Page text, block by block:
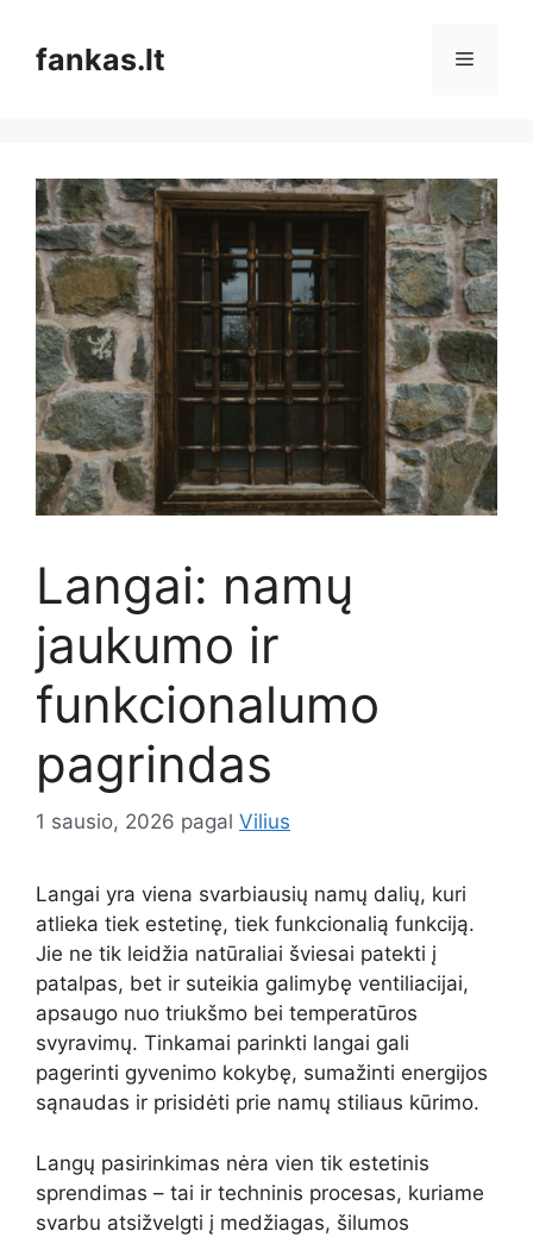
turiniofankas.lt Meniu
Langai: namų
jaukumo ir
funkcionalumo
pagrindas
1 sausio, 2026 pagal Vilius
Langai yra viena svarbiausių namų dalių, kuri
atlieka tiek estetinę, tiek funkcionalią funkciją.
Jie ne tik leidžia natūraliai šviesai patekti į
patalpas, bet ir suteikia galimybę ventiliacijai,
apsaugo nuo triukšmo bei temperatūros
svyravimų. Tinkamai parinkti langai gali
pagerinti gyvenimo kokybę, sumažinti energijos
sąnaudas ir prisidėti prie namų stiliaus kūrimo.
Langų pasirinkimas nėra vien tik estetinis
sprendimas – tai ir techninis procesas, kuriame
svarbu atsižvelgti į medžiagas, šilumos